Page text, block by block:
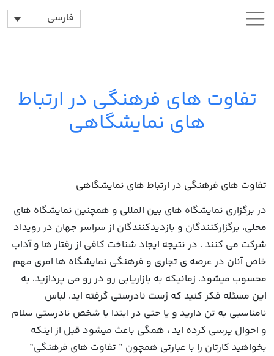
فارسی
تفاوت‌ های فرهنگی در ارتباط‌
های نمایشگاهی
تفاوت‌ های فرهنگی در ارتباط‌ های نمایشگاهی
در برگزاری نمایشگاه های بین المللی و همچنین نمایشگاه های
محلی، برگزارکنندگان و بازدیدکنندگان از سراسر جهان در رویداد
شرکت می کنند . در نتیجه ایجاد شناخت کافی از رفتار ها و آداب
خاص آنان در عرصه ی تجاری و فرهنگی نمایشگاه ها امری مهم
محسوب میشود. زمانیکه به بازاریابی رو در رو می پردازید، به
این مسئله فکر کنید که ژست نادرستی گرفته اید، لباس
نامناسبی به تن دارید و یا حتی در ابتدا با شخص نادرستی سلام
و احوال پرسی کرده اید ، همگی باعث میشود قبل از اینکه
بخواهید کارتان را با عبارتی همچون ” تفاوت های فرهنگی”